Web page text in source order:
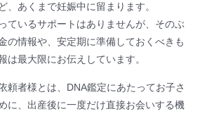
、あくまで妊娠中に留まります。
ているサポートはありませんが、そのぶ
の情報や、安定期に準備しておくべきも
は最大限にお伝えしています。
頼者様とは、DNA鑑定にあたってお子さ
に、出産後に一度だけ直接お会いする機